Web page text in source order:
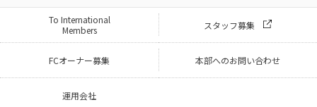
To International
Members
スタッフ募集
FCオーナー募集 本部へのお問い合わせ
運用会社